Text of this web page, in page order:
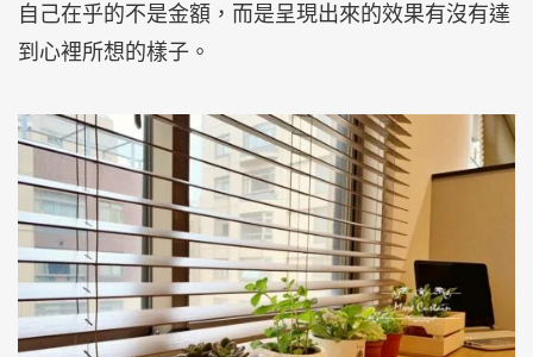
自己在乎的不是金額，而是呈現出來的效果有沒有達
到心裡所想的樣子。